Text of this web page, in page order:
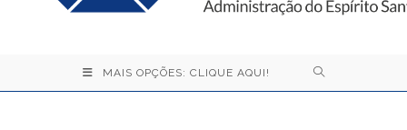
MAIS OPÇÕES: CLIQUE AQUI!